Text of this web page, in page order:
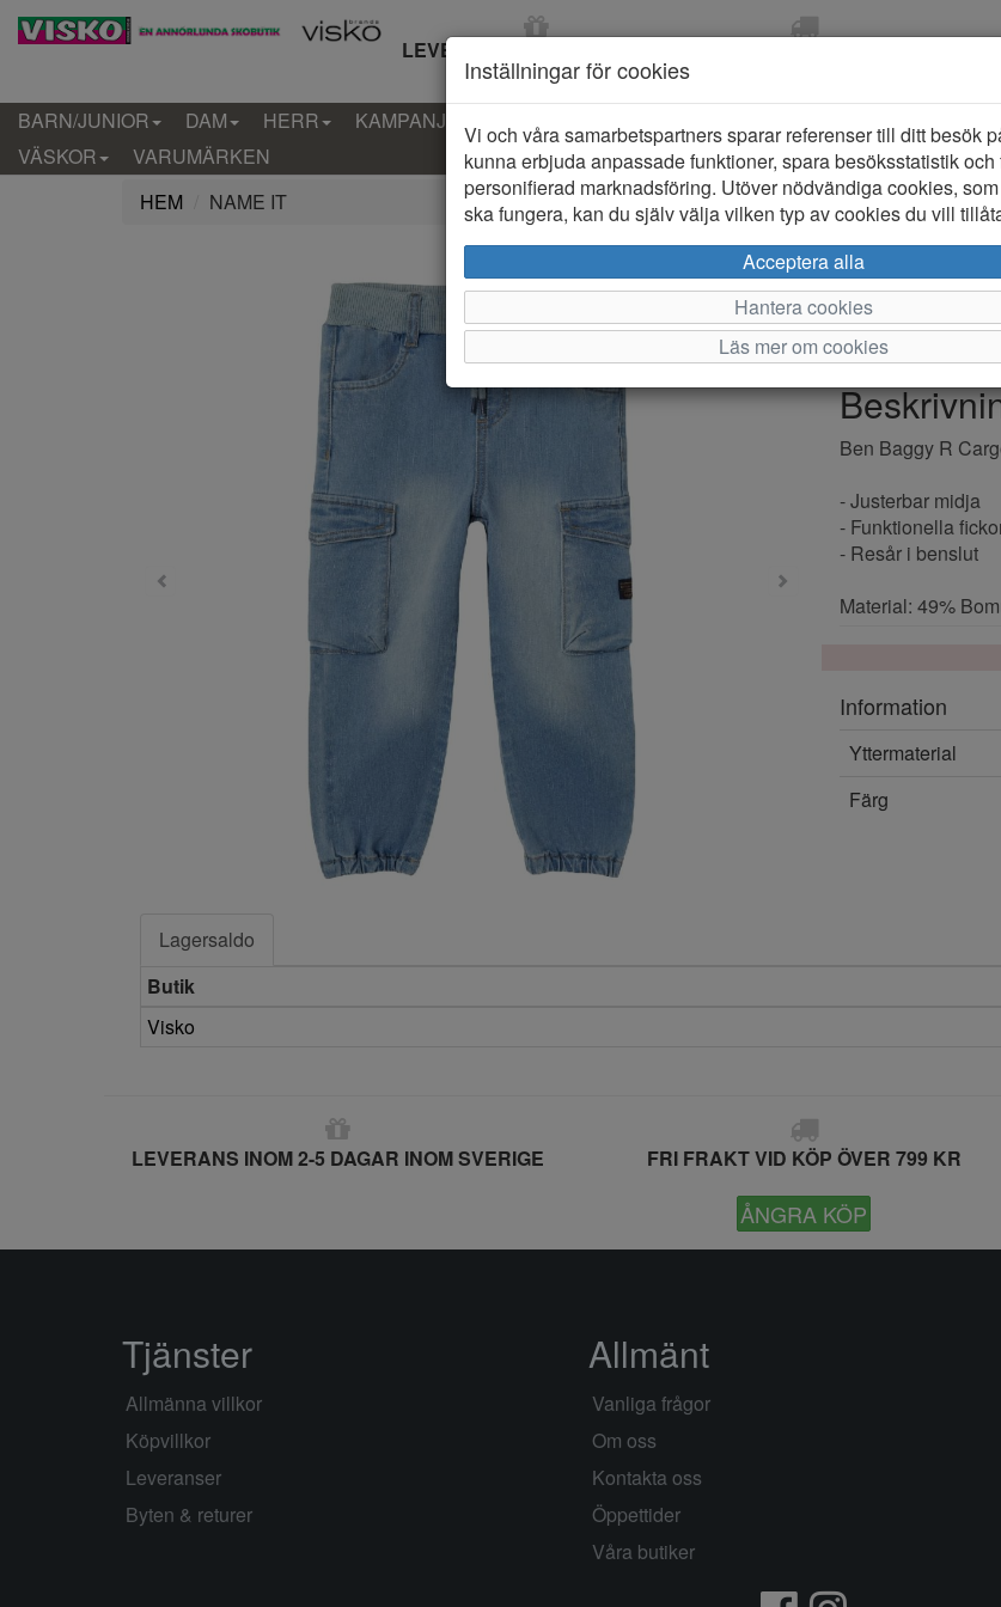
LEVERANS INOM 2-5 DAGAR
BARN/JUNIOR DAM HERR KAMPANJ KLÄDER-BARN
VÄSKOR
VARUMÄRKEN
HEM
NAME IT
Name
Varumärke: Name it
Artikelnummer:
Ben Baggy R
- Justerbar midja
- Funktionella
- Resår i benslut
Material: 49%
Information
Yttermaterial
Färg
Lagersaldo
Butik
Visko
LEVERANS INOM 2-5 DAGAR INOM SVERIGE FRI FRAKT VID KÖP ÖVER 799 KR
ÅNGRA KÖP
Inställningar för cookies
Vi och våra samarbetspartners sparar referenser till ditt besök
kunna erbjuda anpassade funktioner, spara besöksstatistik
personifierad marknadsföring. Utöver nödvändiga cookies,
ska fungera, kan du själv välja vilken typ av cookies du vill
Acceptera alla
Hantera cookies
Läs mer om cookies
Tjänster
Allmänna villkor
Köpvillkor
Leveranser
Byten & returer
Allmänt
Vanliga frågor
Om oss
Kontakta oss
Öppettider
Våra butiker